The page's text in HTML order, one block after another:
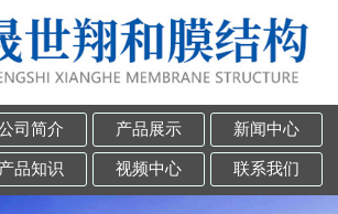
司简介 产品展示 新闻中心
产品知识 视频中心 联系我们